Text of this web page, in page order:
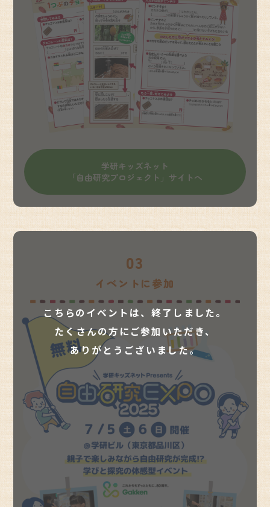
学研キッズネット
「自由研究プロジェクト」サイトへ
こちらのイベントは、終了しました。
たくさんの方にご参加いただき、
ありがとうございました。
03
イベントに参加